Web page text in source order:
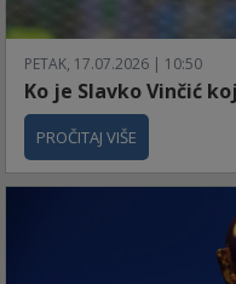
PETAK, 17.07.2026 | 10:50
Ko je Slavko Vinčić
PROČITAJ VIŠE